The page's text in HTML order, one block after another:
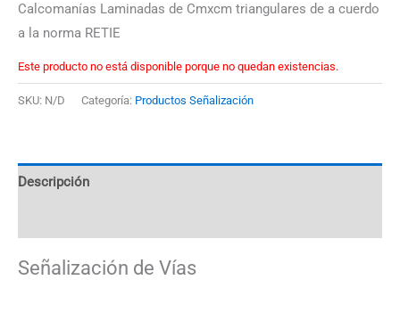
Calcomanías Laminadas de Cmxcm triangulares de a cuerdo
a la norma RETIE
Este producto no está disponible porque no quedan existencias.
SKU: N/D Categoría: Productos Señalización
Descripción
Señalización de Vías